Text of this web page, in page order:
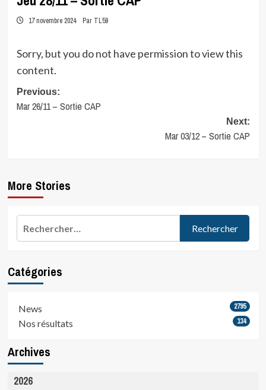
17 novembre 2024 Par TL59
Sorry, but you do not have permission to view this
content.
Post
navigation
Previous:
Mar 26/11 – Sortie CAP
Next:
Mar 03/12 – Sortie CAP
More Stories
Catégories
News 2795
Nos résultats 134
Archives
2026